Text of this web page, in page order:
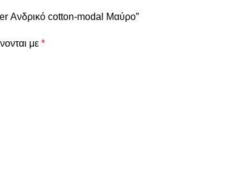
Ανδρικό cotton-modal Μαύρο”
με *